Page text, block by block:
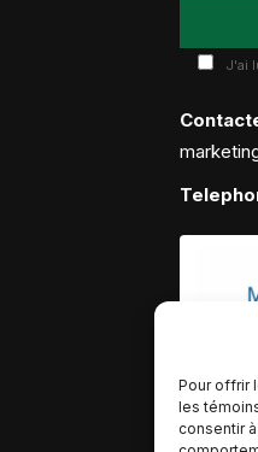
Pour offrir
les
consentir
J'ai